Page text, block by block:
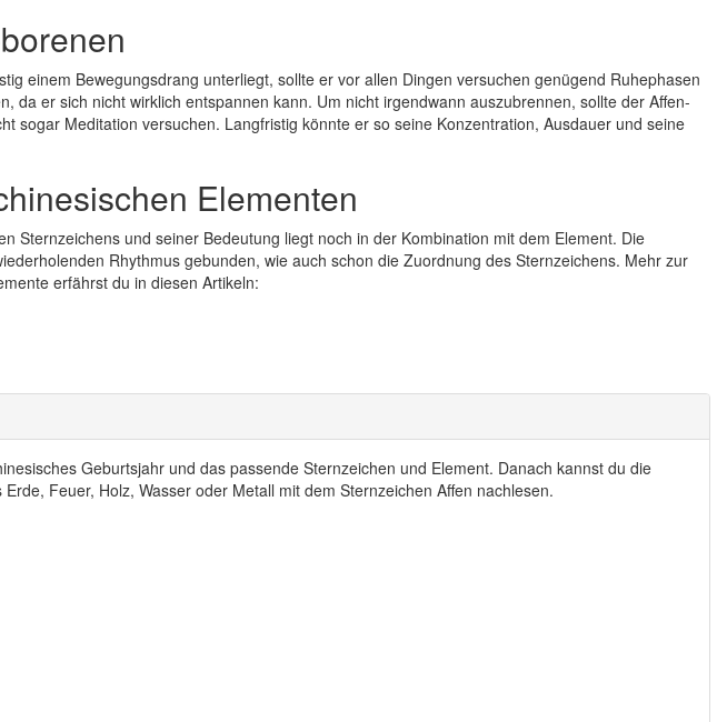
einem Bewegungsdrang unterliegt, sollte er vor allen Dingen versuchen genügend Ruhephasen
da er sich nicht wirklich entspannen kann. Um nicht irgendwann auszubrennen, sollte der Affen-
sogar Meditation versuchen. Langfristig könnte er so seine Konzentration, Ausdauer und seine
Elementen
Sternzeichens und seiner Bedeutung liegt noch in der Kombination mit dem Element. Die
Rhythmus gebunden, wie auch schon die Zuordnung des Sternzeichens. Mehr zur
erfährst du in diesen Artikeln:
Geburtsjahr und das passende Sternzeichen und Element. Danach kannst du die
Feuer, Holz, Wasser oder Metall mit dem Sternzeichen Affen nachlesen.